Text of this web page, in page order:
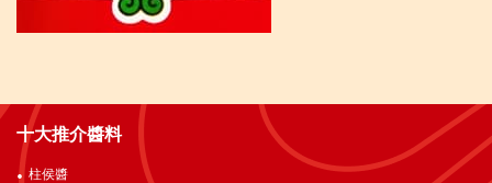
十大推介醬料
柱侯醬